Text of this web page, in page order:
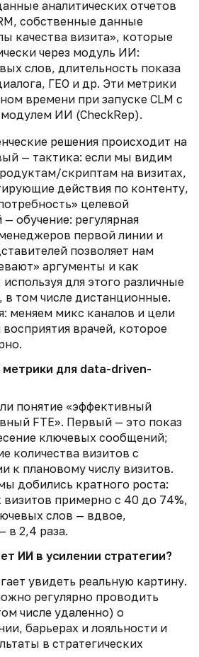
аналитических отчетов
собственные данные
качества визита», которые
через модуль ИИ:
слов, длительность показа
ГЕО и др. Эти метрики
времени при запуске CLM с
ИИ (CheckRep).
решения происходит на
— тактика: если мы видим
скриптам на визитах,
действия по контенту,
целевой
обучение: регулярная
первой линии и
позволяет нам
аргументы и как
для этого различные
в том числе дистанционные.
меняем микс каналов и цели
врачей, которое
для data-driven-
понятие «эффективный
FTE». Первый — это показ
ключевых сообщений;
количества визитов с
к плановому числу визитов.
добились кратного роста:
примерно с 40 до 74%,
слов — вдвое,
в 2,4 раза.
ИИ в усилении стратегии?
увидеть реальную картину.
регулярно проводить
числе удаленно) о
барьерах и лояльности и
в стратегических